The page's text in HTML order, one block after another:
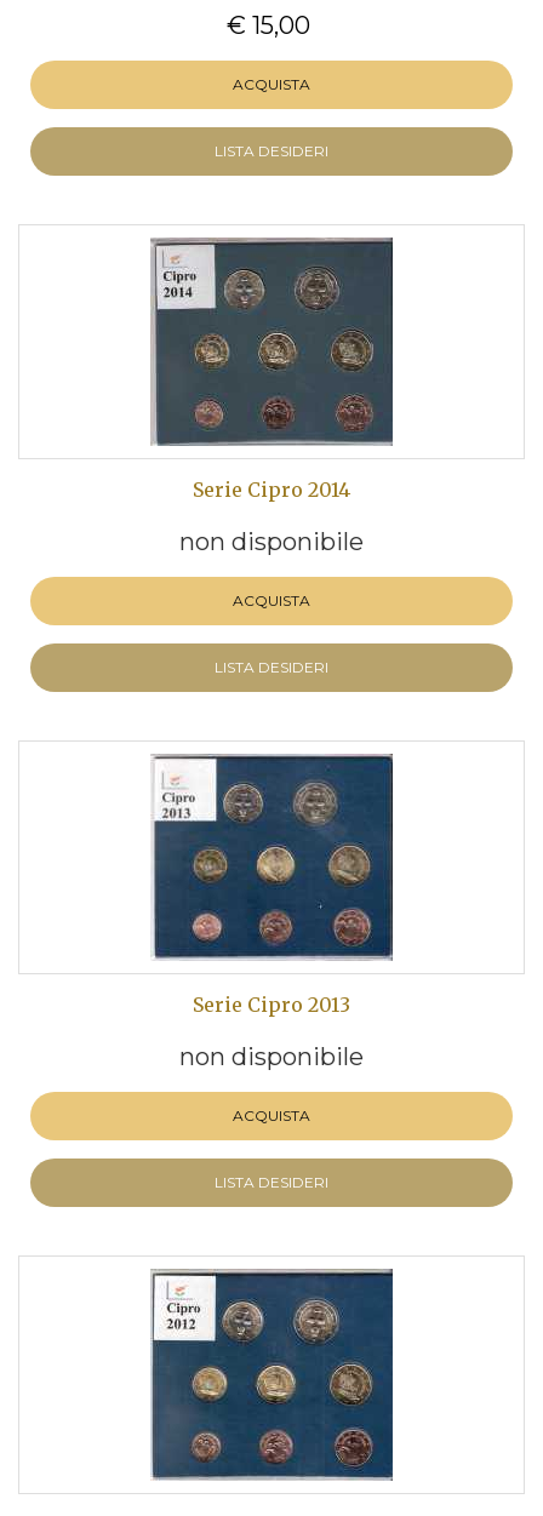
€ 15,00
ACQUISTA
LISTA DESIDERI
Serie Cipro 2014
non disponibile
ACQUISTA
LISTA DESIDERI
Serie Cipro 2013
non disponibile
ACQUISTA
LISTA DESIDERI